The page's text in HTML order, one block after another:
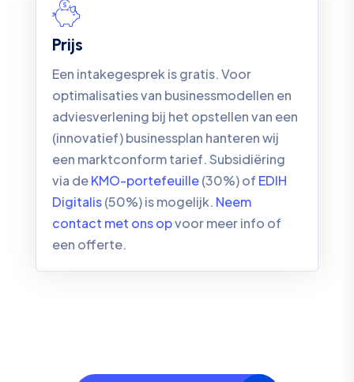
Prijs
Een intakegesprek is gratis. Voor
optimalisaties van businessmodellen en
adviesverlening bij het opstellen van een
(innovatief) businessplan hanteren wij
een marktconform tarief. Subsidiëring
via deKMO-portefeuille(30%) of EDIH
Digitalis(50%) is mogelijk. Neem
contact met ons opvoor meer info of
een offerte.